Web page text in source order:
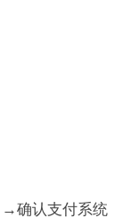
→确认支付系统